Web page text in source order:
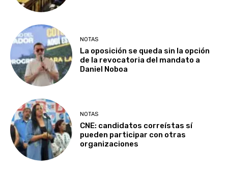
NOTAS
La oposición se queda sin la opción
de la revocatoria del mandato a
Daniel Noboa
NOTAS
CNE: candidatos correístas sí
pueden participar con otras
organizaciones